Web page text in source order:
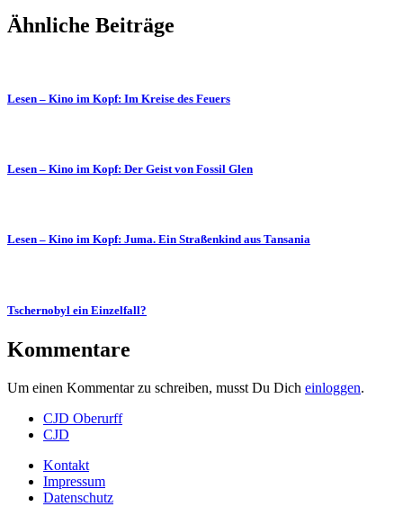
Ähnliche Beiträge
Lesen – Kino im Kopf: Im Kreise des Feuers
Lesen – Kino im Kopf: Der Geist von Fossil Glen
Lesen – Kino im Kopf: Juma. Ein Straßenkind aus Tansania
Tschernobyl ein Einzelfall?
Kommentare
Um einen Kommentar zu schreiben, musst Du Dich einloggen.
CJD Oberurff
CJD
Kontakt
Impressum
Datenschutz